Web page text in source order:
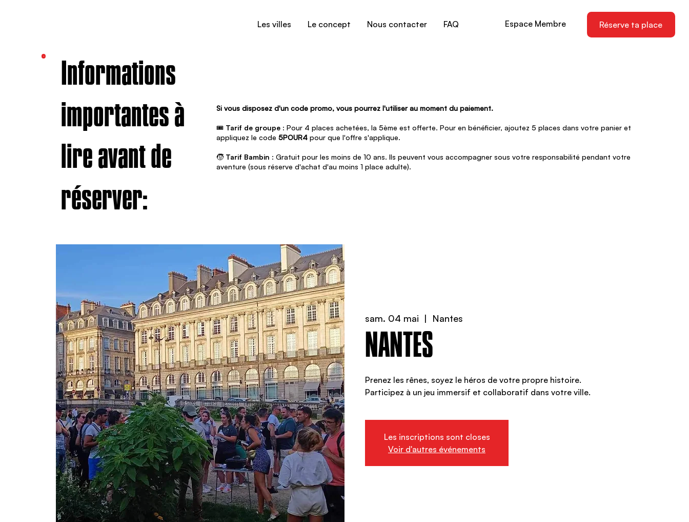
Les villes Le concept Nous contacter FAQ Espace Membre Réserve ta place
Informations
importantes à
lire avant de
réserver:
Si vous disposez d'un code promo, vous pourrez l'utiliser au moment du paiement.
🎟️ Tarif de groupe : Pour 4 places achetées, la 5ème est offerte. Pour en bénéficier, ajoutez 5 places dans votre panier et
appliquez le code5POUR4 pour que l'offre s'applique.
🧒 Tarif Bambin : Gratuit pour les moins de 10 ans. Ils peuvent vous accompagner sous votre responsabilité pendant votre
aventure (sous réserve d'achat d'au moins 1 place adulte).
sam. 04 mai
  |
Nantes
NANTES
Prenez les rênes, soyez le héros de votre propre histoire.
Participez à un jeu immersif et collaboratif dans votre ville.
Les inscriptions sont closes
Voir d'autres événements